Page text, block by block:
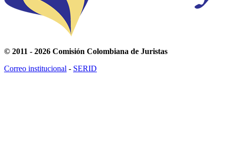
© 2011 - 2026 Comisión Colombiana de Juristas
Correo institucional - SERID